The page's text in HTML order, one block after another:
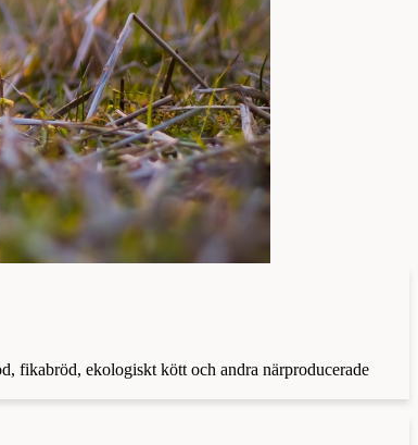
fikabröd, ekologiskt kött och andra närproducerade